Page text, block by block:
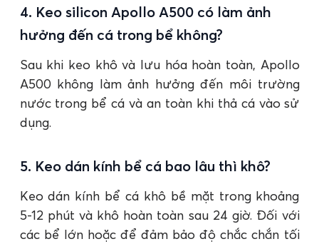
4. Keo silicon Apollo A500 có làm ảnh
hưởng đến cá trong bể không?
Sau khi keo khô và lưu hóa hoàn toàn, Apollo
A500 không làm ảnh hưởng đến môi trường
nước trong bể cá và an toàn khi thả cá vào sử
dụng.
5. Keo dán kính bể cá bao lâu thì khô?
Keo dán kính bể cá khô bề mặt trong khoảng
5-12 phút và khô hoàn toàn sau 24 giờ. Đối với
các bể lớn hoặc để đảm bảo độ chắc chắn tối